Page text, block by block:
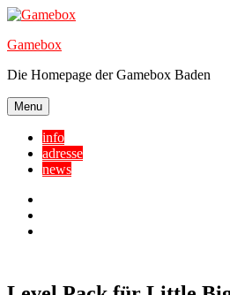
Skip
content
Gamebox
Die Homepage der Gamebox Baden
Menu
info
adresse
news